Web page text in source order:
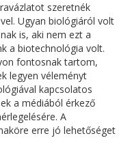
szeretnék
Ugyan biológiáról volt
is, aki nem ezt a
a biotechnológia volt.
fontosnak tartom,
legyen véleményt
kapcsolatos
a médiából érkező
A
erre jó lehetőséget